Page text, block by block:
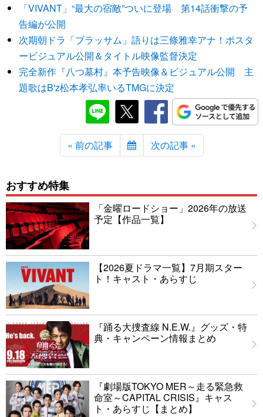
「VIVANT」“最大の宿敵”ついに登場 第14話衝撃の予
告編が公開
次期朝ドラ「ブラッサム」語りは三條雅幸アナ！ポスタ
ービジュアル公開＆タイトル映像監督決定
完全新作『八つ墓村』本予告映像＆ビジュアル公開 主
題歌はB'z松本孝弘率いるTMGに決定
« 前の記事 次の記事 »
おすすめ特集
「金曜ロードショー」2026年の放送
予定【作品一覧】
【2026夏ドラマ一覧】7月期スター
ト！キャスト・あらすじ
『踊る大捜査線 N.E.W.』グッズ・特
典・キャンペーン情報まとめ
『劇場版TOKYO MER～走る緊急救
命室～CAPITAL CRISIS』キャス
ト・あらすじ【まとめ】